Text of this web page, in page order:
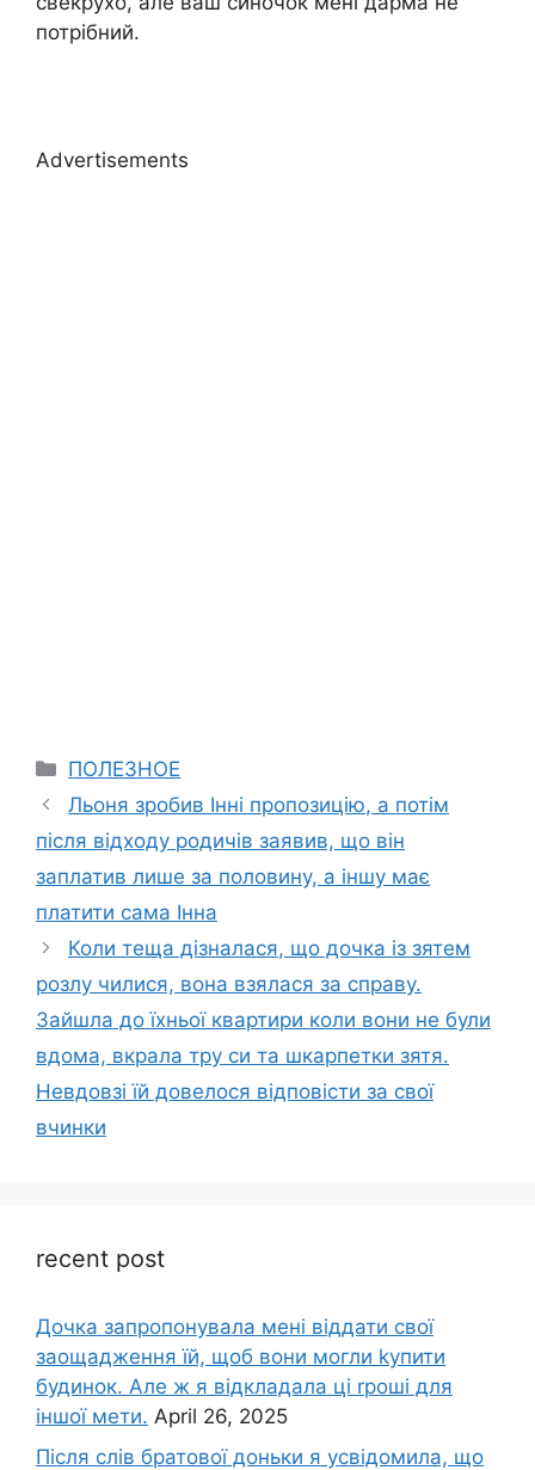
потрібний.
Advertisements
Categories
ПОЛЕЗНОЕ
Льоня зробив Інні пропозицію, а потім
після відходу родичів заявив, що він
заплатив лише за половину, а іншу має
платити сама Інна
Коли теща дізналася, що дочка із зятем
розлу чилися, вона взялася за справу.
Зайшла до їхньої квартири коли вони не були
вдома, вкрала тру си та шкарпетки зятя.
Невдовзі їй довелося відповісти за свої
вчинки
recent post
Дочка запpопонувала мені віддати свої
заощадження їй, щоб вони могли kупити
будинок. Але ж я відкладала ці rроші для
іншої мети. April 26, 2025
Після слів братової доньки я усвідомила, що